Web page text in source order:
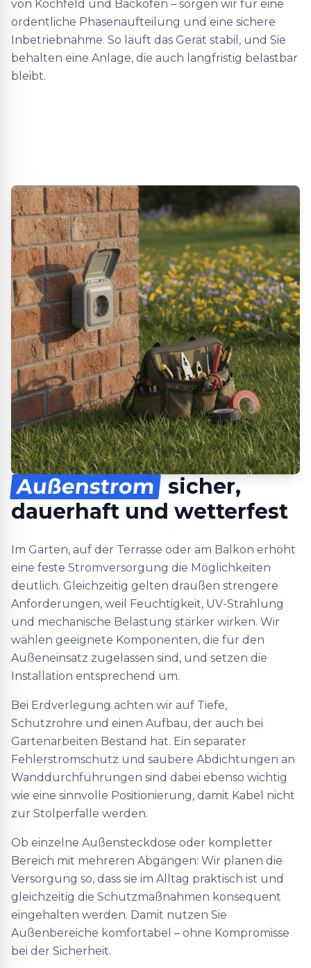
von Kochfeld und Backofen – sorgen wir für eine
ordentliche Phasenaufteilung und eine sichere
Inbetriebnahme. So läuft das Gerät stabil, und Sie
behalten eine Anlage, die auch langfristig belastbar
bleibt.
Außenstrom sicher,
dauerhaft und wetterfest
Im Garten, auf der Terrasse oder am Balkon erhöht
eine feste Stromversorgung die Möglichkeiten
deutlich. Gleichzeitig gelten draußen strengere
Anforderungen, weil Feuchtigkeit, UV-Strahlung
und mechanische Belastung stärker wirken. Wir
wählen geeignete Komponenten, die für den
Außeneinsatz zugelassen sind, und setzen die
Installation entsprechend um.
Bei Erdverlegung achten wir auf Tiefe,
Schutzrohre und einen Aufbau, der auch bei
Gartenarbeiten Bestand hat. Ein separater
Fehlerstromschutz und saubere Abdichtungen an
Wanddurchführungen sind dabei ebenso wichtig
wie eine sinnvolle Positionierung, damit Kabel nicht
zur Stolperfalle werden.
Ob einzelne Außensteckdose oder kompletter
Bereich mit mehreren Abgängen: Wir planen die
Versorgung so, dass sie im Alltag praktisch ist und
gleichzeitig die Schutzmaßnahmen konsequent
eingehalten werden. Damit nutzen Sie
Außenbereiche komfortabel – ohne Kompromisse
bei der Sicherheit.